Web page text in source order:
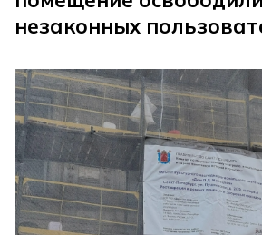
незаконных